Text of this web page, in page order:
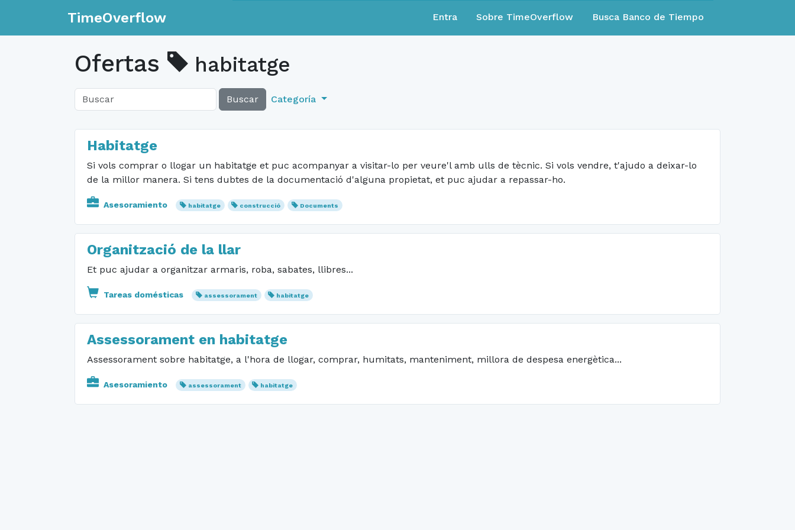
TimeOverflow Entra Sobre TimeOverflow Busca Banco de Tiempo
Ofertas habitatge
Buscar Categoría
Habitatge
Si vols comprar o llogar un habitatge et puc acompanyar a visitar-lo per veure'l amb ulls de tècnic. Si vols vendre, t'ajudo a deixar-lo
de la millor manera. Si tens dubtes de la documentació d'alguna propietat, et puc ajudar a repassar-ho.
Asesoramiento habitatge construcció Documents
Organització de la llar
Et puc ajudar a organitzar armaris, roba, sabates, llibres...
Tareas domésticas assessorament habitatge
Assessorament en habitatge
Assessorament sobre habitatge, a l'hora de llogar, comprar, humitats, manteniment, millora de despesa energètica...
Asesoramiento assessorament habitatge